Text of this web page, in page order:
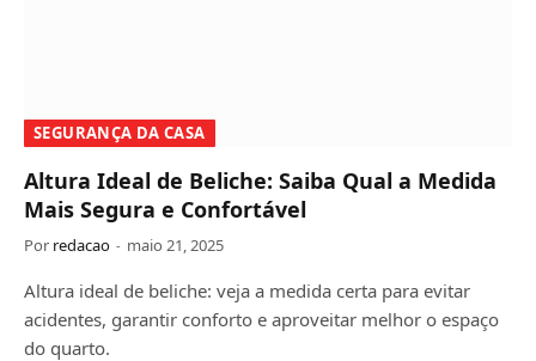
SEGURANÇA DA CASA
Altura Ideal de Beliche: Saiba Qual a Medida
Mais Segura e Confortável
Por redacao maio 21, 2025
Altura ideal de beliche: veja a medida certa para evitar
acidentes, garantir conforto e aproveitar melhor o espaço
do quarto.